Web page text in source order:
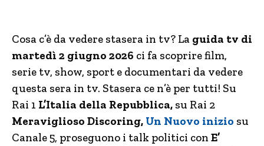
Cosa c’è da vedere stasera in tv? La guida tv di
martedì 2 giugno 2026 ci fa scoprire film,
serie tv, show, sport e documentari da vedere
questa sera in tv. Stasera ce n’è per tutti! Su
Rai 1 L’Italia della Repubblica, su Rai 2
Meraviglioso Discoring, Un Nuovo inizio su
Canale 5, proseguono i talk politici con E’